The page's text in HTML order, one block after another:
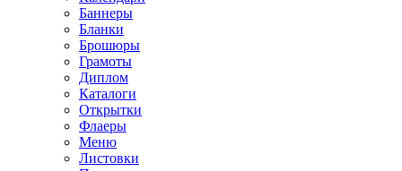
Баннеры
Бланки
Брошюры
Грамоты
Диплом
Каталоги
Открытки
Флаеры
Меню
Листовки